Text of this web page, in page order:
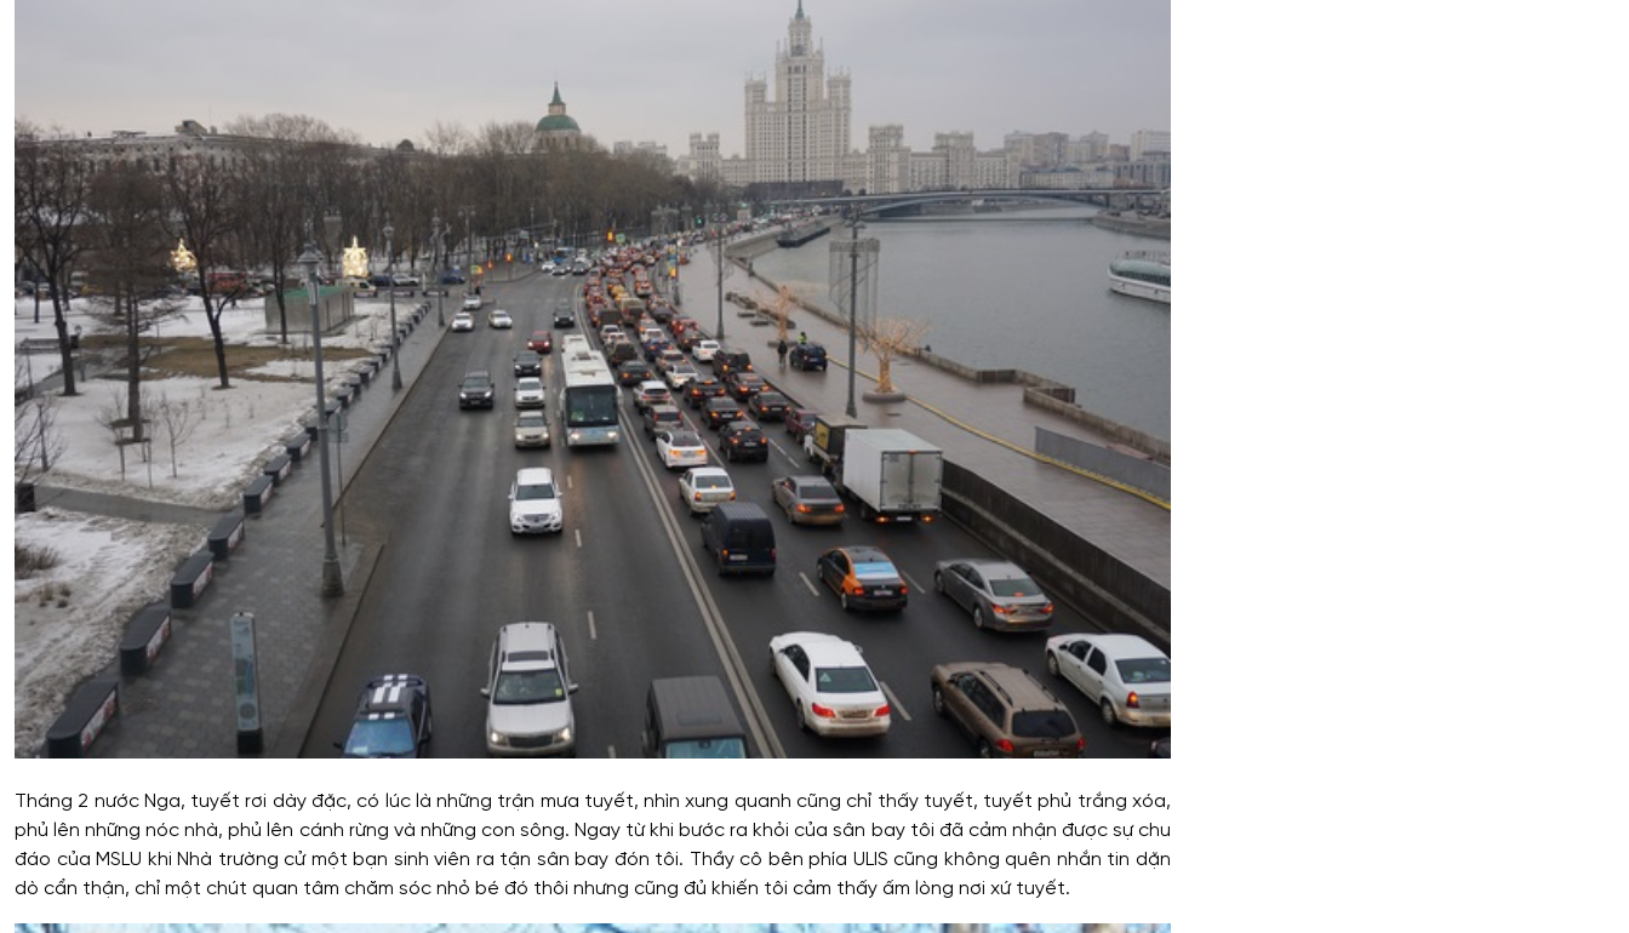
Tháng 2 nước Nga, tuyết rơi dày đặc, có lúc là những trận mưa tuyết, nhìn xung quanh cũng chỉ thấy tuyết, tuyết phủ trắng xóa,
phủ lên những nóc nhà, phủ lên cánh rừng và những con sông. Ngay từ khi bước ra khỏi của sân bay tôi đã cảm nhận được sự chu
đáo của MSLU khi Nhà trường cử một bạn sinh viên ra tận sân bay đón tôi. Thầy cô bên phía ULIS cũng không quên nhắn tin dặn
dò cẩn thận, chỉ một chút quan tâm chăm sóc nhỏ bé đó thôi nhưng cũng đủ khiến tôi cảm thấy ấm lòng nơi xứ tuyết.